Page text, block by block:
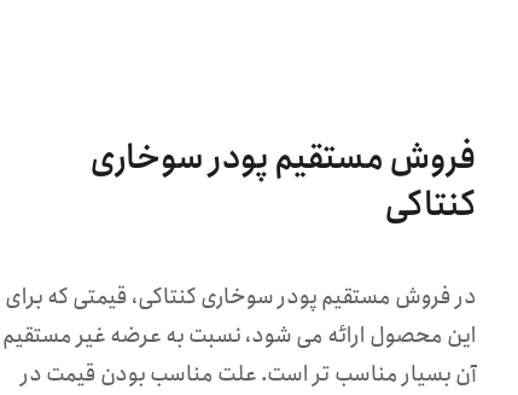
فروش مستقیم پودر سوخاری
کنتاکی
در فروش مستقیم پودر سوخاری کنتاکی، قیمتی که برای
این محصول ارائه می شود، نسبت به عرضه غیر مستقیم
آن بسیار مناسب تر است. علت مناسب بودن قیمت در